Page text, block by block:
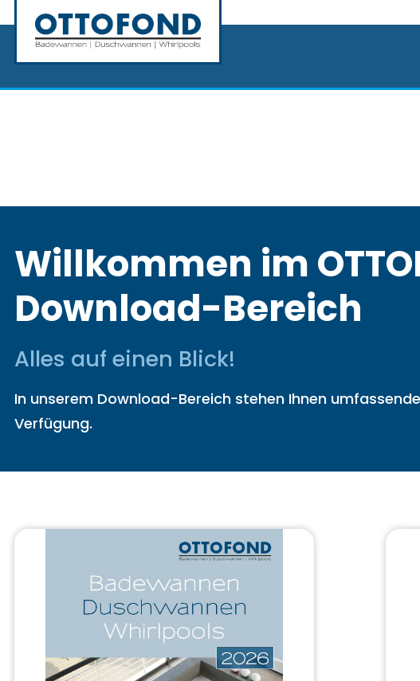
Willkommen im
Download-Bereich
Alles auf einen Blick!
In unserem Download-Bereich stehen Ihnen
Verfügung.